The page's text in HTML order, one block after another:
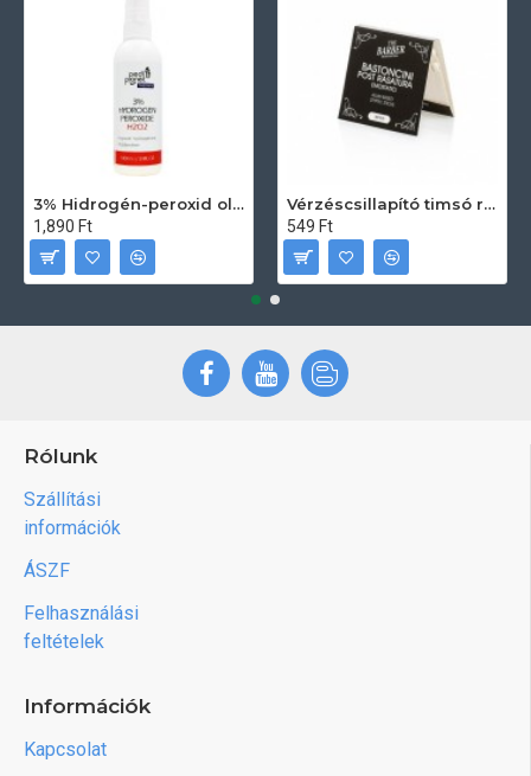
3% Hidrogén-peroxid oldat (sebfertőtlenítő) 100ml
1,890 Ft
Vérzéscsillapító timsó rúd 20db
549 Ft
Rólunk
Szállítási
információk
ÁSZF
Felhasználási
feltételek
Információk
Kapcsolat